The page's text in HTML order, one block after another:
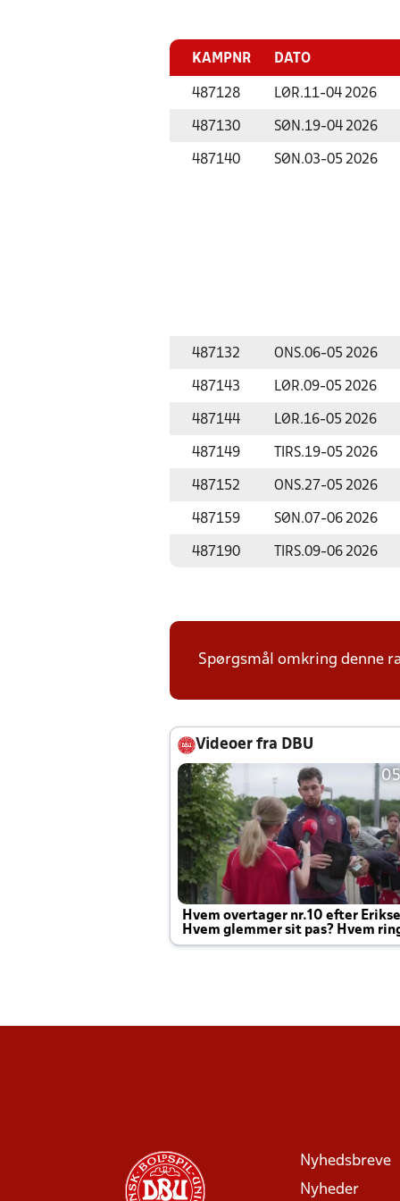
KAMPNR DATO
487128 LØR.11-04 2026
487130 SØN.19-04 2026
487140 SØN.03-05 2026
487132 ONS.06-05 2026
487143 LØR.09-05 2026
487144 LØR.16-05 2026
487149 TIRS.19-05 2026
487152 ONS.27-05 2026
487159 SØN.07-06 2026
487190 TIRS.09-06 2026
Spørgsmål omkring denne
Videoer fra DBU
Hvem overtager nr.10 efter
Hvem glemmer sit pas? Hvem
Joachim altid til efter kampe?
Nyhedsbreve
Nyheder